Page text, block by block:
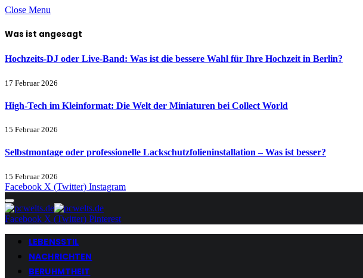
Close Menu
Was ist angesagt
Hochzeits-DJ oder Live-Band: Was ist die bessere Wahl für Ihre Hochzeit in Berlin?
17 Februar 2026
High-Tech im Kleinformat: Die Welt der Miniaturen bei Collect World
15 Februar 2026
Selbstmontage oder professionelle Lackschutzfolieninstallation – Was ist besser?
15 Februar 2026
Facebook X (Twitter) Instagram
Facebook X (Twitter) Pinterest
LEBENSSTIL
NACHRICHTEN
BERUHMTHEIT